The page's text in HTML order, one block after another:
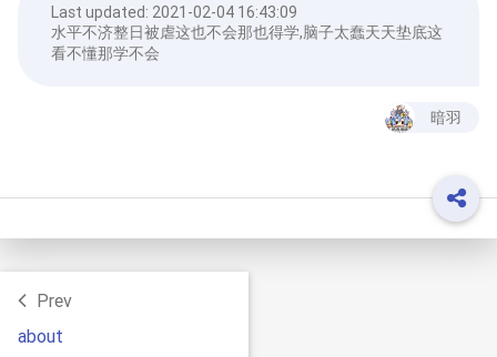
Last updated: 2021-02-04 16:43:09
水平不济整日被虐这也不会那也得学,脑子太蠢天天垫底这
看不懂那学不会
暗羽
Prev
about